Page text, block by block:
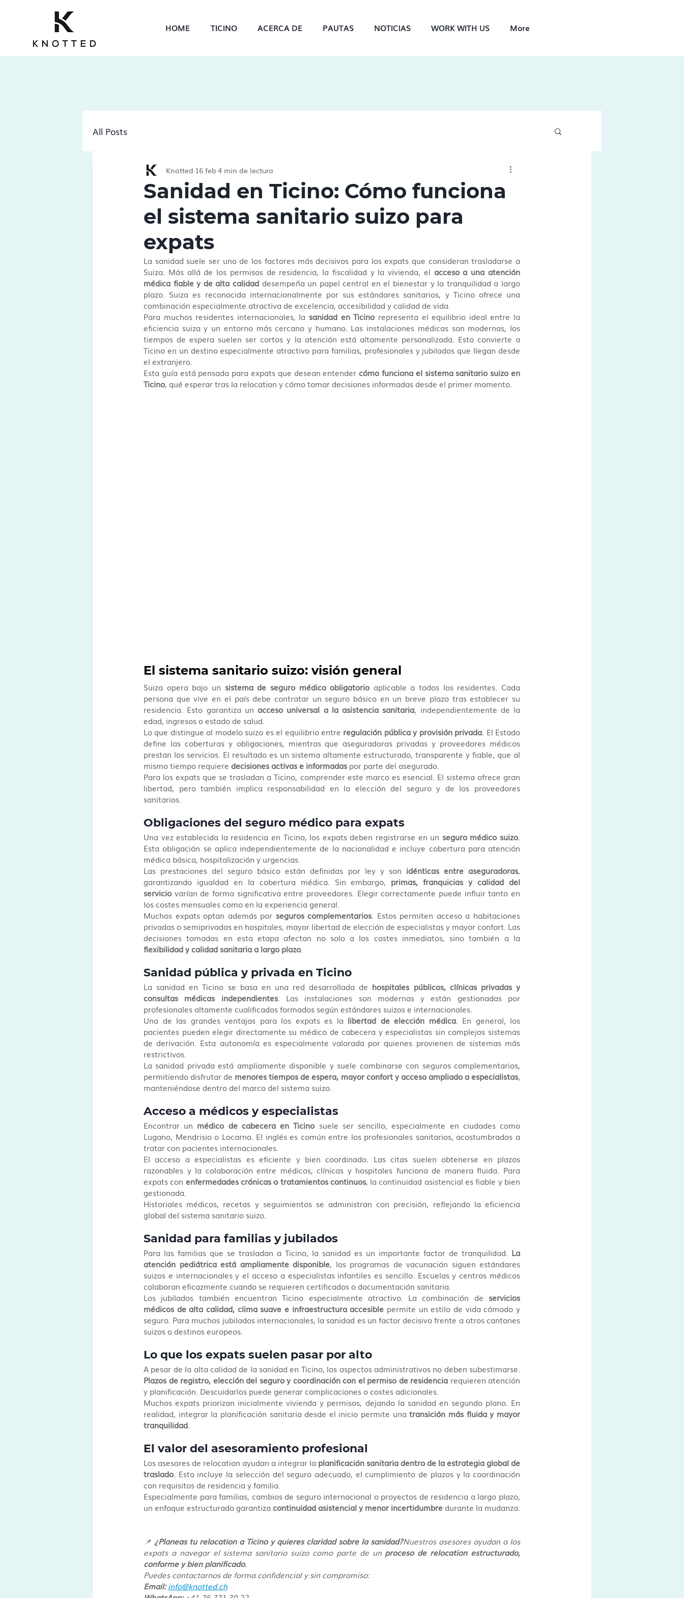
HOME TICINO ACERCA DE PAUTAS NOTICIAS WORK WITH US More
All Posts
Sanidad en Ticino: Cómo funciona
el sistema sanitario suizo para
expats
Knotted 16 feb 4 min de lectura
La sanidad suele ser uno de los factores más decisivos para los expats que consideran trasladarse a
Suiza. Más allá de los permisos de residencia, la fiscalidad y la vivienda, el acceso a una atención
médica fiable y de alta calidad desempeña un papel central en el bienestar y la tranquilidad a largo
plazo. Suiza es reconocida internacionalmente por sus estándares sanitarios, y Ticino ofrece una
combinación especialmente atractiva de excelencia, accesibilidad y calidad de vida.
Para muchos residentes internacionales, la sanidad en Ticino representa el equilibrio ideal entre la
eficiencia suiza y un entorno más cercano y humano. Las instalaciones médicas son modernas, los
tiempos de espera suelen ser cortos y la atención está altamente personalizada. Esto convierte a
Ticino en un destino especialmente atractivo para familias, profesionales y jubilados que llegan desde
el extranjero.
Esta guía está pensada para expats que desean entender cómo funciona el sistema sanitario suizo en
Ticino, qué esperar tras la relocation y cómo tomar decisiones informadas desde el primer momento.
El sistema sanitario suizo: visión general
Suiza opera bajo un sistema de seguro médico obligatorio aplicable a todos los residentes. Cada
persona que vive en el país debe contratar un seguro básico en un breve plazo tras establecer su
residencia. Esto garantiza un acceso universal a la asistencia sanitaria, independientemente de la
edad, ingresos o estado de salud.
Lo que distingue al modelo suizo es el equilibrio entre regulación pública y provisión privada . El Estado
define las coberturas y obligaciones, mientras que aseguradoras privadas y proveedores médicos
prestan los servicios. El resultado es un sistema altamente estructurado, transparente y fiable, que al
mismo tiempo requiere decisiones activas e informadas por parte del asegurado.
Para los expats que se trasladan a Ticino, comprender este marco es esencial. El sistema ofrece gran
libertad, pero también implica responsabilidad en la elección del seguro y de los proveedores
sanitarios.
Obligaciones del seguro médico para expats
Una vez establecida la residencia en Ticino, los expats deben registrarse en un seguro médico suizo
Esta obligación se aplica independientemente de la nacionalidad e incluye cobertura para atención
médica básica, hospitalización y urgencias.
Las prestaciones del seguro básico están definidas por ley y son idénticas entre aseguradoras,
garantizando igualdad en la cobertura médica. Sin embargo, primas, franquicias y calidad del
servicio varían de forma significativa entre proveedores. Elegir correctamente puede influir tanto en
los costes mensuales como en la experiencia general.
Muchos expats optan además por seguros complementarios . Estos permiten acceso a habitaciones
privadas o semiprivadas en hospitales, mayor libertad de elección de especialistas y mayor confort. Las
flexibilidad y calidad sanitaria a largo plazo
Sanidad pública y privada en Ticino
La sanidad en Ticino se basa en una red desarrollada de hospitales públicos, clínicas privadas y
consultas médicas independientes. Las instalaciones son modernas y están gestionadas por
profesionales altamente cualificados formados según estándares suizos e internacionales.
Una de las grandes ventajas para los expats es la libertad de elección médica. En general, los
pacientes pueden elegir directamente su médico de cabecera y especialistas sin complejos sistemas
de derivación. Esta autonomía es especialmente valorada por quienes provienen de sistemas más
restrictivos.
La sanidad privada está ampliamente disponible y suele combinarse con seguros complementarios,
permitiendo disfrutar de menores tiempos de espera, mayor confort y acceso ampliado a especialistas,
manteniéndose dentro del marco del sistema suizo.
Acceso a médicos y especialistas
Encontrar un médico de cabecera en Ticino suele ser sencillo, especialmente en ciudades como
Lugano, Mendrisio o Locarno. El inglés es común entre los profesionales sanitarios, acostumbrados a
tratar con pacientes internacionales.
El acceso a especialistas es eficiente y bien coordinado. Las citas suelen obtenerse en plazos
razonables y la colaboración entre médicos, clínicas y hospitales funciona de manera fluida. Para
expats con enfermedades crónicas o tratamientos continuos, la continuidad asistencial es fiable y bien
gestionada.
Historiales médicos, recetas y seguimientos se administran con precisión, reflejando la eficiencia
global del sistema sanitario suizo.
Sanidad para familias y jubilados
Para las familias que se trasladan a Ticino, la sanidad es un importante factor de tranquilidad. La
atención pediátrica está ampliamente disponible, los programas de vacunación siguen estándares
suizos e internacionales y el acceso a especialistas infantiles es sencillo. Escuelas y centros médicos
colaboran eficazmente cuando se requieren certificados o documentación sanitaria.
Los jubilados también encuentran Ticino especialmente atractivo. La combinación de servicios
médicos de alta calidad, clima suave e infraestructura accesible permite un estilo de vida cómodo y
seguro. Para muchos jubilados internacionales, la sanidad es un factor decisivo frente a otros cantones
suizos o destinos europeos.
Lo que los expats suelen pasar por alto
Plazos de registro, elección del seguro y coordinación con el permiso de residencia requieren atención
y planificación. Descuidarlos puede generar complicaciones o costes adicionales.
Muchos expats priorizan inicialmente vivienda y permisos, dejando la sanidad en segundo plano. En
realidad, integrar la planificación sanitaria desde el inicio permite una transición más fluida y mayor
tranquilidad
El valor del asesoramiento profesional
Los asesores de relocation ayudan a integrar la planificación sanitaria dentro de la estrategia global de
traslado . Esto incluye la selección del seguro adecuado, el cumplimiento de plazos y la coordinación
con requisitos de residencia y familia.
Especialmente para familias, cambios de seguro internacional o proyectos de residencia a largo plazo,
un enfoque estructurado garantiza continuidad asistencial y menor incertidumbre durante la mudanza.
📌 ¿Planeas tu relocation a Ticino y quieres claridad sobre la sanidad?Nuestros asesores ayudan a los
expats a navegar el sistema sanitario suizo como parte de un proceso de relocation estructurado,
conforme y bien planificado.
Puedes contactarnos de forma confidencial y sin compromiso:
Email: info@knotted.ch